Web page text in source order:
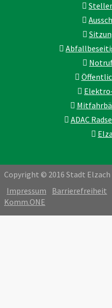
ADAC
Copyright © 2016 Stadt Elzach
Impressum
Barrierefreiheit
Komm.ONE